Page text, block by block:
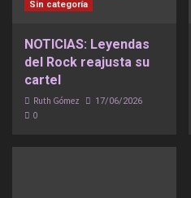
Sin categoría
NOTICIAS: Leyendas
del Rock reajusta su
cartel
Ruth Gómez 17/06/2026
0